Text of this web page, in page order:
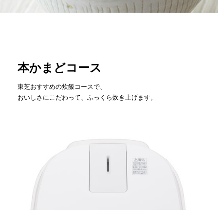
本かまどコース
東芝おすすめの炊飯コースで、
おいしさにこだわって、ふっくら炊き上げます。